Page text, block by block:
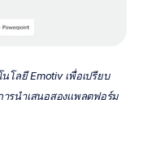
โลยี Emotiv เพื่อเปรียบ
รนำเสนอสองแพลตฟอร์ม